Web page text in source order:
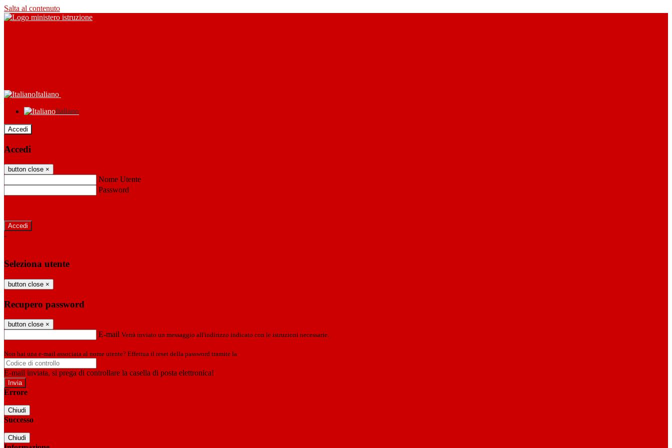
Salta al contenuto
Italiano
Italiano
Accedi
Accedi
button close ×
Nome Utente
Password
-
Seleziona utente
button close ×
Recupero password
button close ×
E-mail Verrà inviato un messaggio all'indirizzo indicato con le istruzioni necessarie.
Non hai una e-mail associata al nome utente? Effettua il reset della password tramite la
E-mail inviata, si prega di controllare la casella di posta elettronica!
Errore
Chiudi
Successo
Chiudi